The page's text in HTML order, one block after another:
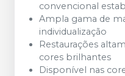
convencional
Ampla gama de
individualização
Restaurações
cores brilhantes
Disponível nas